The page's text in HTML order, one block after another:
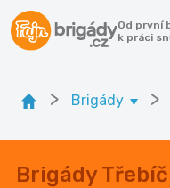
Od první
k práci
> Brigády >
Brigády